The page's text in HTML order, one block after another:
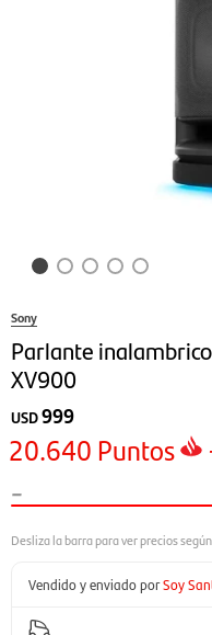
Sony
Parlante
XV900
USD999
20.640 Puntos
-
Vendido y enviado porSoy